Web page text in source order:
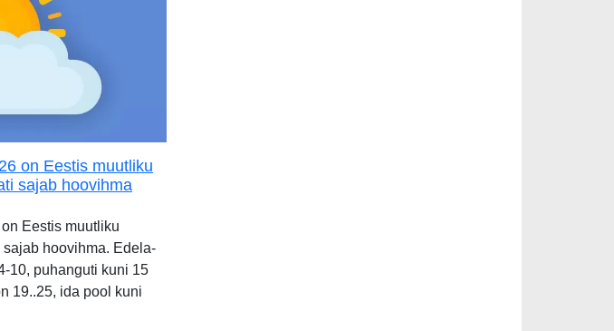
on Eestis muutliku
sajab hoovihma
Eestis muutliku
hoovihma. Edela-
10, puhanguti kuni 15
19..25, ida pool kuni